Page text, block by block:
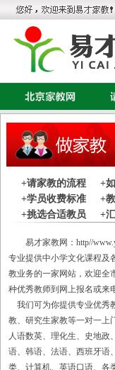
+请家教的流程
+
+学员收费标准
+
+挑选合适教员
+
易才家教网： http//
专业提供中小学文化课程及
教业务的一家网站，欢迎全
种优秀教师到网上报名或来
我们可为你提供专业优秀
教、研究生家教等一对一上
人语数英、理化生、史地政
语、韩语、法语、西班牙语
类、计算机、英语口语、各